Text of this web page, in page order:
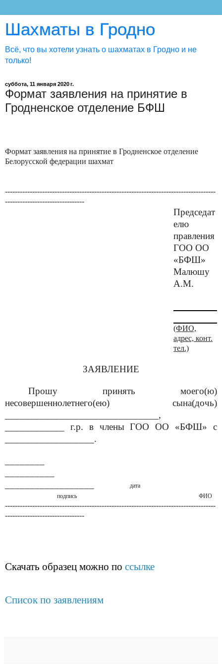
Шахматы в Гродно
Всё, что вы хотели узнать о шахматах в Гродно и не
только!
суббота, 11 января 2020 г.
Формат заявления на принятие в
Гродненское отделение БФШ
Формат заявления на принятие в Гродненское отделение
Белорусской федерации шахмат
-------------------------------------------------------------------------------------
--------------------------------
Председат
елю
правления
ГОО ОО
«БФШ»
Малюшу
А.М.
(ФИО,
адрес, конт.
тел.)
ЗАЯВЛЕНИЕ
Прошу принять моего(ю)
несовершеннолетнего(ею) сына(дочь)
_______________________________,
____________ г.р. в члены ГОО ОО «БФШ» с
__________________.
дата
подпись
ФИО
-------------------------------------------------------------------------------------
--------------------------------
Скачать образец можно по ссылке
Список по заявлениям